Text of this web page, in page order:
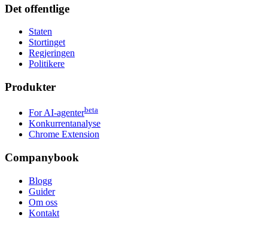
Det offentlige
Staten
Stortinget
Regjeringen
Politikere
Produkter
For AI-agenterbeta
Konkurrentanalyse
Chrome Extension
Companybook
Blogg
Guider
Om oss
Kontakt